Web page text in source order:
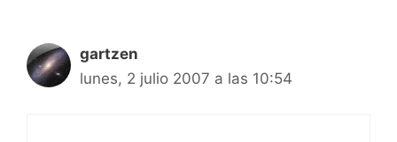
gartzen
lunes, 2 julio 2007 a las 10:54